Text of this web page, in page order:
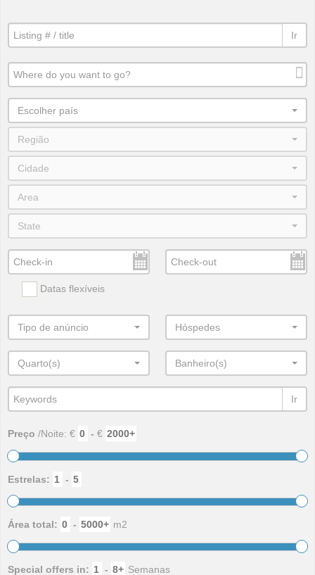
Ir
Escolher país
Região
Cidade
Area
State
Datas flexíveis
Tipo de anúncio Hóspedes
Quarto(s) Banheiro(s)
Ir
Preço /Noite: € - €
Estrelas: -
Área total: - m2
Special offers in: - Semanas